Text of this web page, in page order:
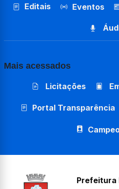
Editais Eventos
Mais acessados
Licitações
Portal Transparência
Prefeitura